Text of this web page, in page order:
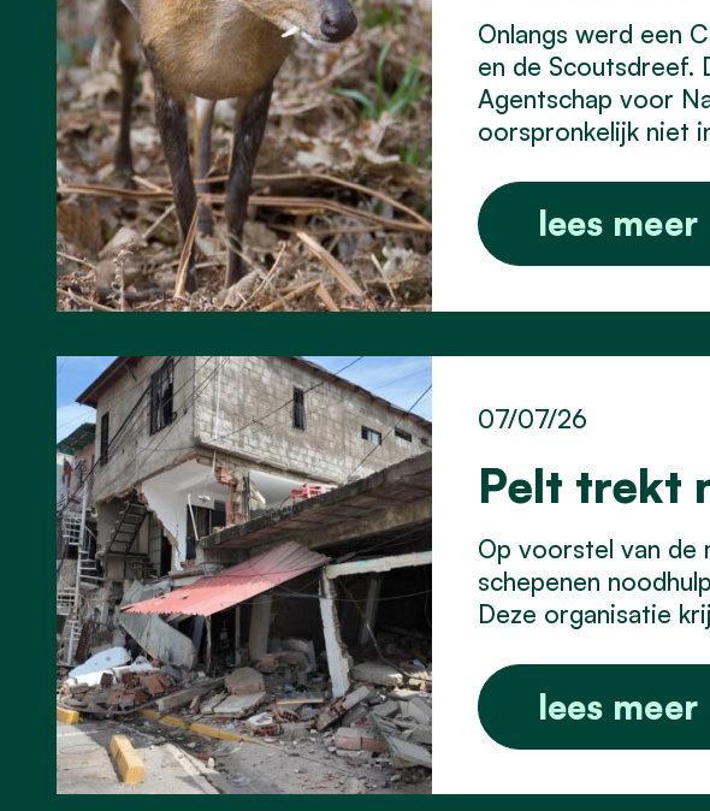
Onlangs werd een
en de Scoutsdreef.
Agentschap voor
oorspronkelijk niet
lees meer
Pelt trekt
07/07/26
Op voorstel van de
schepenen
Deze organisatie
lees meer